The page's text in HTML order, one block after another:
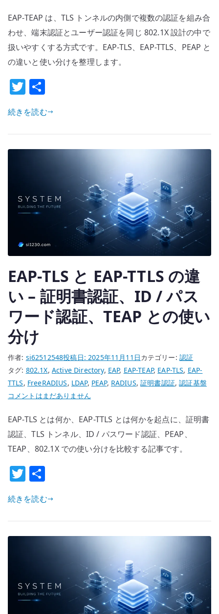
と
は
何
か
端
末
認
と
わ
る
設
計
へ
EAP-TEAP は、TLS トンネルの内側で複数の認証を組み合
わせ、端末認証とユーザー認証を同じ 802.1X 設計の中で
扱いやすくする方式です。EAP-TLS、EAP-TTLS、PEAP と
の違いと使い分けを整理します。
T
w
it
te
r
続きを読む
EAP-TLS と EAP-TTLS の違
い – 証明書認証、ID / パス
ワード認証、TEAP との使い
分け
作者: si62512548投稿日:2025年11月11日カテゴリー: 認証
タグ: 802.1X, Active Directory, EAP, EAP-TEAP, EAP-TLS, EAP-
TTLS, FreeRADIUS, LDAP, PEAP, RADIUS,証明書認証,認証基盤
EAP-
と
EAP-
TTLS
違
い
–
明
書
コメントはまだありません
EAP-TLS とは何か、EAP-TTLS とは何かを起点に、証明書
認証、TLS トンネル、ID / パスワード認証、PEAP、
TEAP、802.1X での使い分けを比較する記事です。
T
w
it
te
r
続きを読む